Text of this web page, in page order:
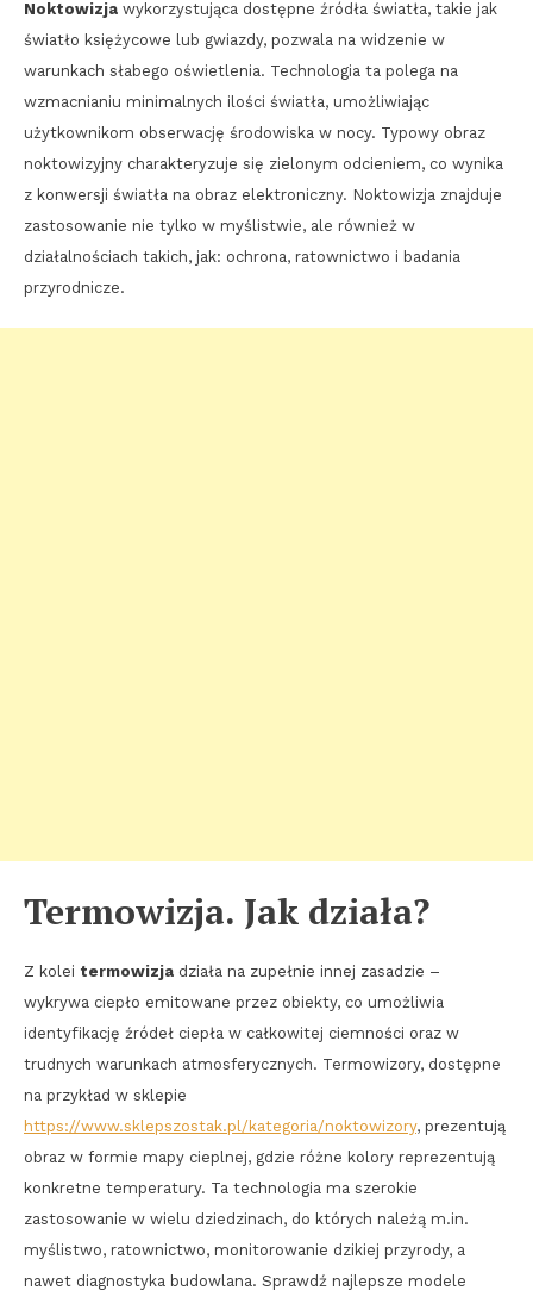
Noktowizja wykorzystująca dostępne źródła światła, takie jak
światło księżycowe lub gwiazdy, pozwala na widzenie w
warunkach słabego oświetlenia. Technologia ta polega na
wzmacnianiu minimalnych ilości światła, umożliwiając
użytkownikom obserwację środowiska w nocy. Typowy obraz
noktowizyjny charakteryzuje się zielonym odcieniem, co wynika
z konwersji światła na obraz elektroniczny. Noktowizja znajduje
zastosowanie nie tylko w myślistwie, ale również w
działalnościach takich, jak: ochrona, ratownictwo i badania
przyrodnicze.
Termowizja. Jak działa?
Z kolei termowizja działa na zupełnie innej zasadzie –
wykrywa ciepło emitowane przez obiekty, co umożliwia
identyfikację źródeł ciepła w całkowitej ciemności oraz w
trudnych warunkach atmosferycznych. Termowizory, dostępne
na przykład w sklepie
https://www.sklepszostak.pl/kategoria/noktowizory, prezentują
obraz w formie mapy cieplnej, gdzie różne kolory reprezentują
konkretne temperatury. Ta technologia ma szerokie
zastosowanie w wielu dziedzinach, do których należą m.in.
myślistwo, ratownictwo, monitorowanie dzikiej przyrody, a
nawet diagnostyka budowlana. Sprawdź najlepsze modele